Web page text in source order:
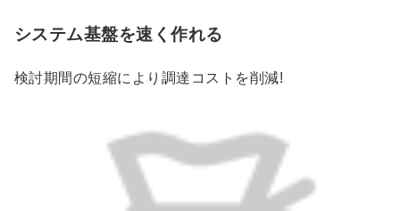
システム基盤を速く作れる
検討期間の短縮により調達コストを削減!